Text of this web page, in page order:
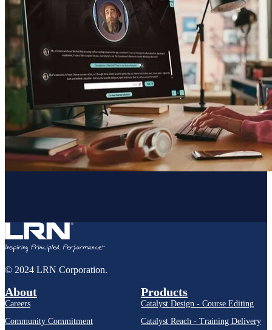
© 2024 LRN Corporation.
About
Careers
Community Commitment
Products
Catalyst Design - Course Editing
Catalyst Reach - Training Delivery